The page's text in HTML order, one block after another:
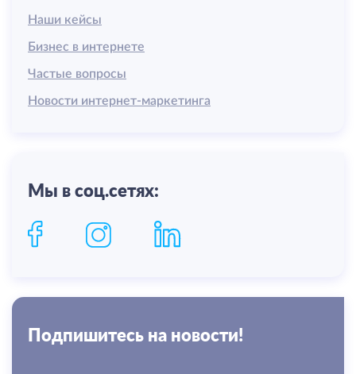
Наши кейсы
Бизнес в интернете
Частые вопросы
Новости интернет-маркетинга
Мы в соц.сетях:
Подпишитесь на новости!